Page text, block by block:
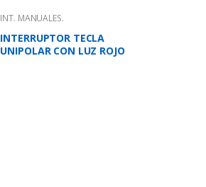
INT. MANUALES.
INTERRUPTOR TECLA
UNIPOLAR CON LUZ ROJO